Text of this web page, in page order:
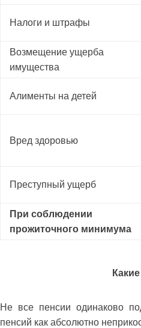
Налоги и штрафы
Возмещение ущерба
имущества
Алименты на детей
Вред здоровью
Преступный ущерб
При соблюдении
прожиточного минимума
Не все пенсии одинаково
пенсий как абсолютно